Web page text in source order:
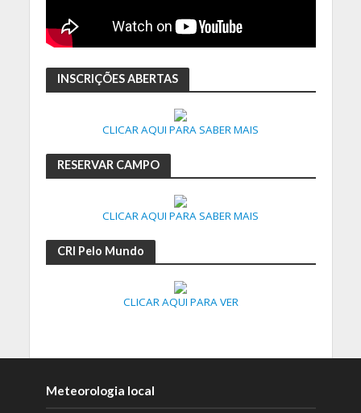
INSCRIÇÕES ABERTAS
CLICAR AQUI PARA SABER MAIS
RESERVAR CAMPO
CLICAR AQUI PARA SABER MAIS
CRI Pelo Mundo
CLICAR AQUI PARA VER
Meteorologia local